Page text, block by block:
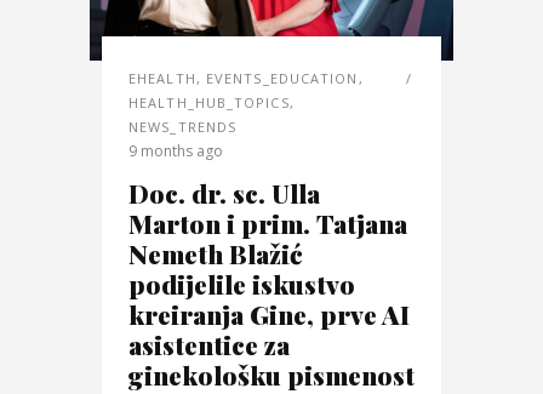
EHEALTH, EVENTS_EDUCATION ,
HEALTH_HUB_TOPICS,
NEWS_TRENDS
9 months ago
Doc. dr. sc. Ulla
Marton i prim. Tatjana
Nemeth Blažić
podijelile iskustvo
kreiranja Gine, prve AI
asistentice za
ginekološku pismenost